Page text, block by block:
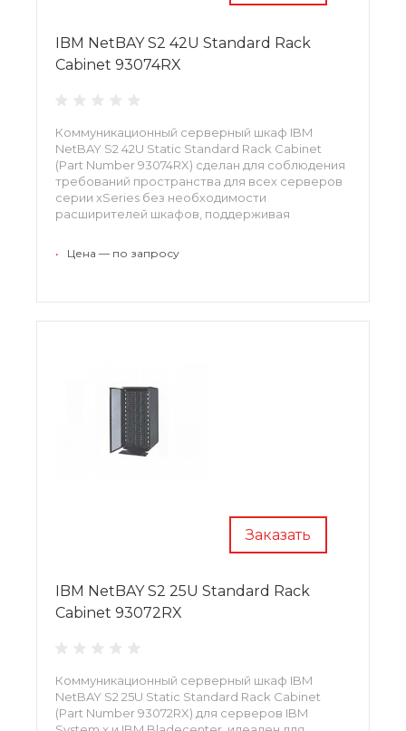
IBM NetBAY S2 42U Standard Rack
Cabinet 93074RX
Коммуникационный серверный шкаф IBM
NetBAY S2 42U Static Standard Rack Cabinet
(Part Number 93074RX) сделан для соблюдения
требований пространства для всех серверов
серии xSeries без необходимости
расширителей шкафов, поддерживая
совместимым оборудованием.
• Цена — по запросу
Заказать
IBM NetBAY S2 25U Standard Rack
Cabinet 93072RX
Коммуникационный серверный шкаф IBM
NetBAY S2 25U Static Standard Rack Cabinet
(Part Number 93072RX) для серверов IBM